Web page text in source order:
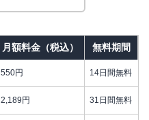
月額料金（税込） 無料期間
550円 14日間無料
2,189円 31日間無料